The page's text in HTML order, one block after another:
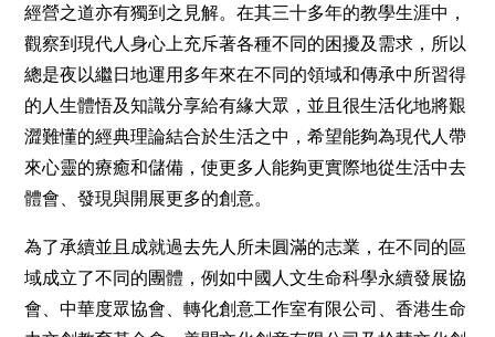
經營之道亦有獨到之見解。在其三十多年的教學生涯中，
觀察到現代人身心上充斥著各種不同的困擾及需求，所以
總是夜以繼日地運用多年來在不同的領域和傳承中所習得
的人生體悟及知識分享給有緣大眾，並且很生活化地將艱
澀難懂的經典理論結合於生活之中，希望能夠為現代人帶
來心靈的療癒和儲備，使更多人能夠更實際地從生活中去
體會、發現與開展更多的創意。
為了承續並且成就過去先人所未圓滿的志業，在不同的區
域成立了不同的團體，例如中國人文生命科學永續發展協
會、中華度眾協會、轉化創意工作室有限公司、香港生命